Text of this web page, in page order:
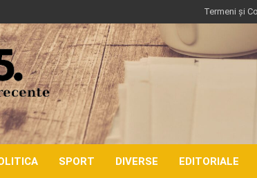
Termeni și
SPORT DIVERSE EDITORIALE